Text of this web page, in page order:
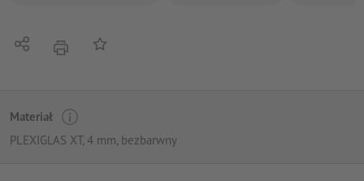
UdostępnijNacisnąćDo listy obserwowanych
Materiał
PLEXIGLAS XT, 4 mm, bezbarwny